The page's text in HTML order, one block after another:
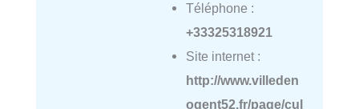
Téléphone :
+33325318921
Site internet :
http://www.villeden
ogent52.fr/page/cul